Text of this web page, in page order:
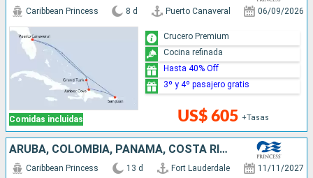
Comidas incluidas
Caribbean Princess 8 d Puerto Canaveral 06/09/2026
US$ 605 +Tasas
Crucero Premium
Cocina refinada
Hasta 40% Off
3º y 4º pasajero gratis
ARUBA, COLOMBIA, PANAMÁ, COSTA RICA, ISLAS CAIMÁN, MÉXICO, ESTADOS UNIDOS
Caribbean Princess 13 d Fort Lauderdale 11/11/2027